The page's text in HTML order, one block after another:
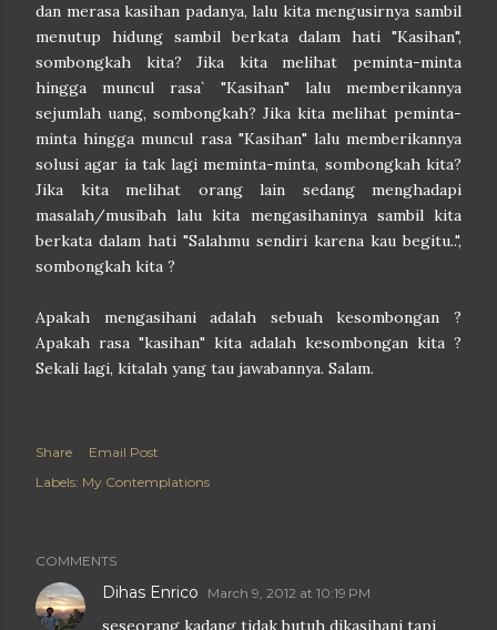
dan merasa kasihan padanya, lalu kita mengusirnya sambil
menutup hidung sambil berkata dalam hati "Kasihan",
sombongkah kita? Jika kita melihat peminta-minta
hingga muncul rasa` "Kasihan" lalu memberikannya
sejumlah uang, sombongkah? Jika kita melihat peminta-
minta hingga muncul rasa "Kasihan" lalu memberikannya
solusi agar ia tak lagi meminta-minta, sombongkah kita?
Jika kita melihat orang lain sedang menghadapi
masalah/musibah lalu kita mengasihaninya sambil kita
berkata dalam hati "Salahmu sendiri karena kau begitu..",
sombongkah kita ?
Apakah mengasihani adalah sebuah kesombongan ?
Apakah rasa "kasihan" kita adalah kesombongan kita ?
Sekali lagi, kitalah yang tau jawabannya. Salam.
Share
Email Post
Labels: My Contemplations
COMMENTS
Dihas Enrico March 9, 2012 at 10:19 PM
seseorang kadang tidak butuh dikasihani tapi